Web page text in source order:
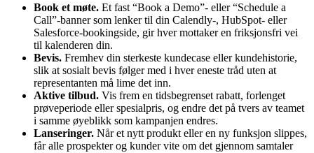
Book et møte. Et fast “Book a Demo”- eller “Schedule a
Call”-banner som lenker til din Calendly-, HubSpot- eller
Salesforce-bookingside, gir hver mottaker en friksjonsfri vei
til kalenderen din.
Bevis. Fremhev din sterkeste kundecase eller kundehistorie,
slik at sosialt bevis følger med i hver eneste tråd uten at
representanten må lime det inn.
Aktive tilbud. Vis frem en tidsbegrenset rabatt, forlenget
prøveperiode eller spesialpris, og endre det på tvers av teamet
i samme øyeblikk som kampanjen endres.
Lanseringer. Når et nytt produkt eller en ny funksjon slippes,
får alle prospekter og kunder vite om det gjennom samtaler